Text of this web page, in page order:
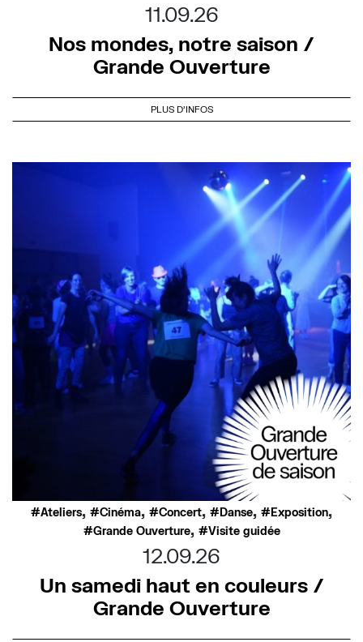
11.09.26
Nos mondes, notre saison /
Grande Ouverture
PLUS D'INFOS
Ateliers, Cinéma, Concert, Danse, Exposition,
Grande Ouverture, Visite guidée
12.09.26
Un samedi haut en couleurs /
Grande Ouverture